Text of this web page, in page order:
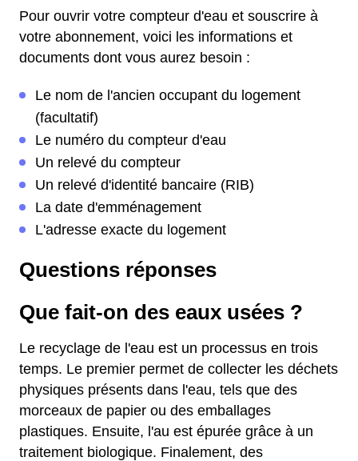
Pour ouvrir votre compteur d'eau et souscrire à
votre abonnement, voici les informations et
documents dont vous aurez besoin :
Le nom de l'ancien occupant du logement
(facultatif)
Le numéro du compteur d'eau
Un relevé du compteur
Un relevé d'identité bancaire (RIB)
La date d'emménagement
L'adresse exacte du logement
Questions réponses
Que fait-on des eaux usées ?
Le recyclage de l'eau est un processus en trois
temps. Le premier permet de collecter les déchets
physiques présents dans l'eau, tels que des
morceaux de papier ou des emballages
plastiques. Ensuite, l'au est épurée grâce à un
traitement biologique. Finalement, des